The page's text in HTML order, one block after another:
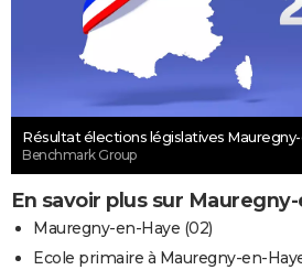
Résultat élections législatives
Benchmark Group
En savoir plus sur
Mauregny-en-Haye (02)
Ecole primaire à Mauregny-en-